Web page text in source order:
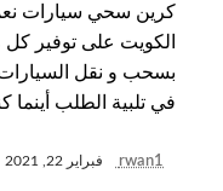
كرين سحي سيارات
الكويت على توفير
بسحب و نقل
في تلبية الطلب
rwan1 فبراير 22, 2021